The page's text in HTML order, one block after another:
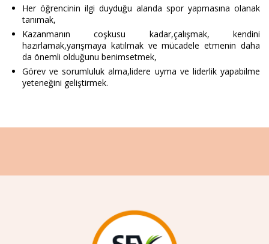
Her öğrencinin ilgi duyduğu alanda spor yapmasına olanak
tanımak,
Kazanmanın coşkusu kadar,çalışmak, kendini
hazırlamak,yarışmaya katılmak ve mücadele etmenin daha
da önemli olduğunu benimsetmek,
Görev ve sorumluluk alma,lidere uyma ve liderlik yapabilme
yeteneğini geliştirmek.